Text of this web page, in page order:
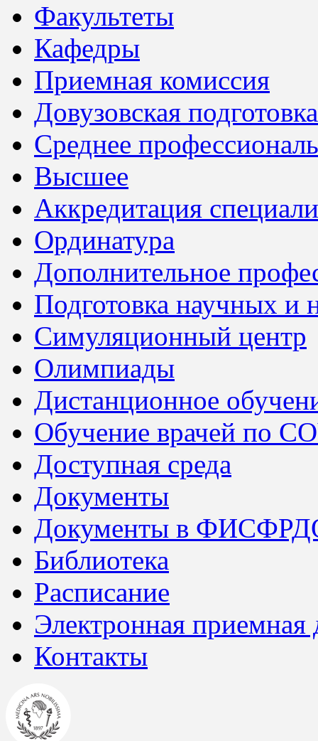
Факультеты
Кафедры
Приемная комиссия
Довузовская подготовка
Среднее
Высшее
Аккредитация
Ординатура
Дополнительное
Подготовка научных и
Симуляционный центр
Олимпиады
Дистанционное
Обучение врачей по
Доступная среда
Документы
Документы в
Библиотека
Расписание
Электронная
Контакты